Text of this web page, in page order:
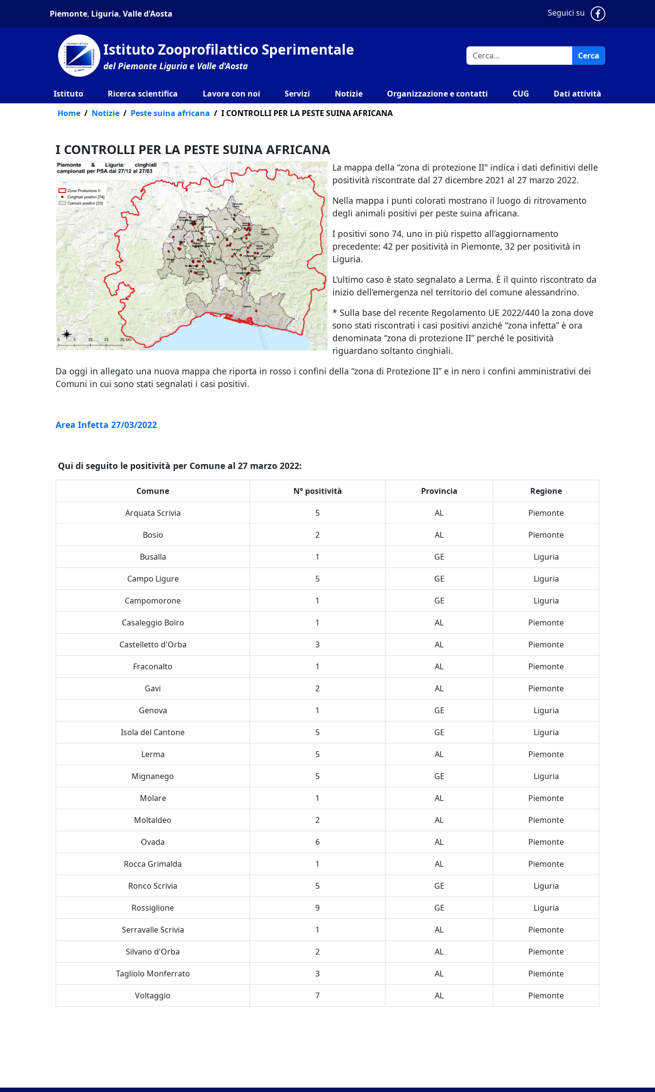
Piemonte, Liguria, Valle d'Aosta Seguici su Pagina
Istituto Zooprofilattico Sperimentale
del Piemonte Liguria e Valle d'Aosta
Cerca
Istituto Ricerca scientifica Lavora con noi Servizi Notizie Organizzazione e contatti CUG
Dati attività
Home
Notizie Peste suina africana I CONTROLLI PER LA PESTE SUINA AFRICANA
I CONTROLLI PER LA PESTE SUINA AFRICANA
La mappa della “zona di protezione II" indica i dati definitivi delle
positività riscontrate dal 27 dicembre 2021 al 27 marzo 2022.
Nella mappa i punti colorati mostrano il luogo di ritrovamento
degli animali positivi per peste suina africana.
I positivi sono 74, uno in più rispetto all’aggiornamento
precedente: 42 per positività in Piemonte, 32 per positività in
Liguria.
L’ultimo caso è stato segnalato a Lerma. È il quinto riscontrato da
inizio dell’emergenza nel territorio del comune alessandrino.
* Sulla base del recente Regolamento UE 2022/440 la zona dove
sono stati riscontrati i casi positivi anziché “zona infetta” è ora
denominata “zona di protezione II” perché le positività
riguardano soltanto cinghiali.
Da oggi in allegato una nuova mappa che riporta in rosso i confini della “zona di Protezione II” e in nero i confini amministrativi dei
Comuni in cui sono stati segnalati i casi positivi.
Area Infetta 27/03/2022
Qui di seguito le positività per Comune al 27 marzo 2022:
Comune N° positività Provincia Regione
Arquata Scrivia 5 AL Piemonte
Bosio 2 AL Piemonte
Busalla 1 GE Liguria
Campo Ligure 5 GE Liguria
Campomorone 1 GE Liguria
Casaleggio Boiro 1 AL Piemonte
Castelletto d'Orba 3 AL Piemonte
Fraconalto 1 AL Piemonte
Gavi 2 AL Piemonte
Genova 1 GE Liguria
Isola del Cantone 5 GE Liguria
Lerma 5 AL Piemonte
Mignanego 5 GE Liguria
Molare 1 AL Piemonte
Moltaldeo 2 AL Piemonte
Ovada 6 AL Piemonte
Rocca Grimalda 1 AL Piemonte
Ronco Scrivia 5 GE Liguria
Rossiglione 9 GE Liguria
Serravalle Scrivia 1 AL Piemonte
Silvano d'Orba 2 AL Piemonte
Tagliolo Monferrato 3 AL Piemonte
Voltaggio 7 AL Piemonte